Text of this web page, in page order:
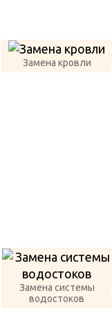
Замена кровли
Замена системы
водостоков